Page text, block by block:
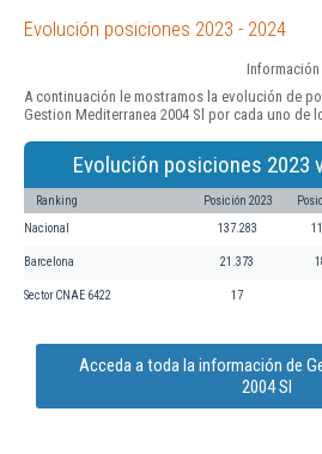
Evolución posiciones 2023 - 2024
A continuación le mostramos la evolución de
Gestion Mediterranea 2004 Sl por cada uno de
Evolución posiciones 2023
Ranking Posición 2023
Nacional 137.283
Barcelona 21.373
Sector CNAE 6422 17
Acceda a toda la información de
2004 Sl